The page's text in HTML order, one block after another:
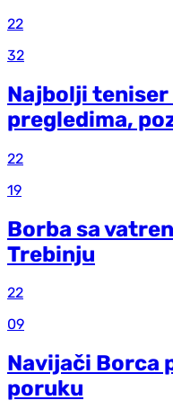
22
32
Najbolji
pregledima,
22
19
Borba sa
Trebinju
22
09
Navijači Borca
poruku